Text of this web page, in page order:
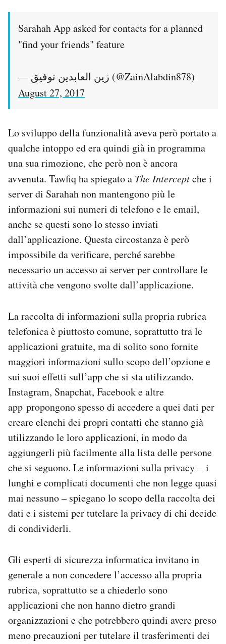
Sarahah App asked for contacts for a planned
"find your friends" feature
— زين العابدين توفيق (@ZainAlabdin878)
August 27, 2017
Lo sviluppo della funzionalità aveva però portato a
qualche intoppo ed era quindi già in programma
una sua rimozione, che però non è ancora
avvenuta. Tawfiq ha spiegato a The Interceptche i
server di Sarahah non mantengono più le
informazioni sui numeri di telefono e le email,
anche se questi sono lo stesso inviati
dall’applicazione. Questa circostanza è però
impossibile da verificare, perché sarebbe
necessario un accesso ai server per controllare le
attività che vengono svolte dall’applicazione.
La raccolta di informazioni sulla propria rubrica
telefonica è piuttosto comune, soprattutto tra le
applicazioni gratuite, ma di solito sono fornite
maggiori informazioni sullo scopo dell’opzione e
sui suoi effetti sull’app che si sta utilizzando.
Instagram, Snapchat, Facebook e altre
app propongono spesso di accedere a quei dati per
creare elenchi dei propri contatti che stanno già
utilizzando le loro applicazioni, in modo da
aggiungerli più facilmente alla lista delle persone
che si seguono. Le informazioni sulla privacy – i
lunghi e complicati documenti che non legge quasi
mai nessuno – spiegano lo scopo della raccolta dei
dati e i sistemi per tutelare la privacy di chi decide
di condividerli.
Gli esperti di sicurezza informatica invitano in
generale a non concedere l’accesso alla propria
rubrica, soprattutto se a chiederlo sono
applicazioni che non hanno dietro grandi
organizzazioni e che potrebbero quindi avere preso
meno precauzioni per tutelare il trasferimenti dei